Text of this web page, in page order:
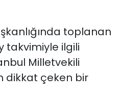
toplanan
takvimiyle ilgili
Milletvekili
dikkat çeken bir